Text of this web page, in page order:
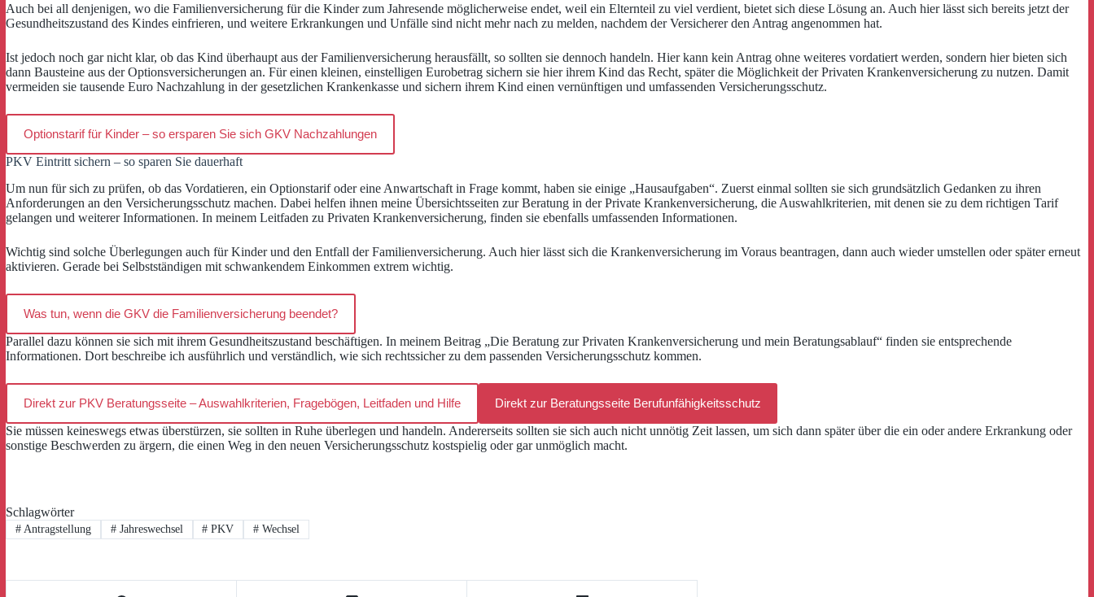
Auch bei all denjenigen, wo die Familienversicherung für die Kinder zum Jahresende möglicherweise endet, weil ein Elternteil zu viel verdient, bietet sich diese Lösung an. Auch hier lässt sich bereits jetzt der
Gesundheitszustand des Kindes einfrieren, und weitere Erkrankungen und Unfälle sind nicht mehr nach zu melden, nachdem der Versicherer den Antrag angenommen hat.
Ist jedoch noch gar nicht klar, ob das Kind überhaupt aus der Familienversicherung herausfällt, so sollten sie dennoch handeln. Hier kann kein Antrag ohne weiteres vordatiert werden, sondern hier bieten sich
dann Bausteine aus der Optionsversicherungen an. Für einen kleinen, einstelligen Eurobetrag sichern sie hier ihrem Kind das Recht, später die Möglichkeit der Privaten Krankenversicherung zu nutzen. Damit
vermeiden sie tausende Euro Nachzahlung in der gesetzlichen Krankenkasse und sichern ihrem Kind einen vernünftigen und umfassenden Versicherungsschutz.
Optionstarif für Kinder – so ersparen Sie sich GKV Nachzahlungen
PKV Eintritt sichern – so sparen Sie dauerhaft
Um nun für sich zu prüfen, ob das Vordatieren, ein Optionstarif oder eine Anwartschaft in Frage kommt, haben sie einige „Hausaufgaben“. Zuerst einmal sollten sie sich grundsätzlich Gedanken zu ihren
Anforderungen an den Versicherungsschutz machen. Dabei helfen ihnen meine Übersichtsseiten zur Beratung in der Private Krankenversicherung, die Auswahlkriterien, mit denen sie zu dem richtigen Tarif
gelangen und weiterer Informationen. In meinem Leitfaden zu Privaten Krankenversicherung, finden sie ebenfalls umfassenden Informationen.
Wichtig sind solche Überlegungen auch für Kinder und den Entfall der Familienversicherung. Auch hier lässt sich die Krankenversicherung im Voraus beantragen, dann auch wieder umstellen oder später erneut
aktivieren. Gerade bei Selbstständigen mit schwankendem Einkommen extrem wichtig.
Was tun, wenn die GKV die Familienversicherung beendet?
Parallel dazu können sie sich mit ihrem Gesundheitszustand beschäftigen. In meinem Beitrag „Die Beratung zur Privaten Krankenversicherung und mein Beratungsablauf“ finden sie entsprechende
Informationen. Dort beschreibe ich ausführlich und verständlich, wie sich rechtssicher zu dem passenden Versicherungsschutz kommen.
Direkt zur PKV Beratungsseite – Auswahlkriterien, Fragebögen, Leitfaden und Hilfe
Direkt zur Beratungsseite Berufunfähigkeitsschutz
Sie müssen keineswegs etwas überstürzen, sie sollten in Ruhe überlegen und handeln. Andererseits sollten sie sich auch nicht unnötig Zeit lassen, um sich dann später über die ein oder andere Erkrankung oder
sonstige Beschwerden zu ärgern, die einen Weg in den neuen Versicherungsschutz kostspielig oder gar unmöglich macht.
Schlagwörter
#Antragstellung #Jahreswechsel # PKV # Wechsel